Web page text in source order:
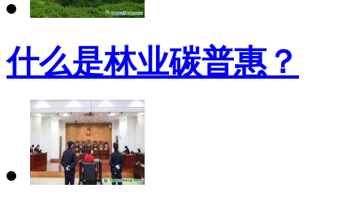
什么是林业碳普惠？